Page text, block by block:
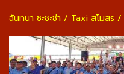
ฉันทนา ชะชะช่า / Taxi สโมสร